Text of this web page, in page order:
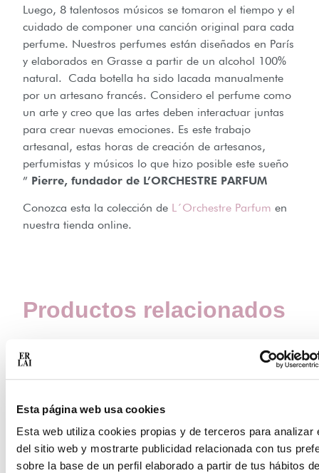
Esta página web usa cookies
Esta web utiliza cookies propias y de terceros para analizar
del sitio web y mostrarte publicidad relacionada con tus
sobre la base de un perfil elaborado a partir de tus hábitos
Luego, 8 talentosos músicos se tomaron el tiempo y el
cuidado de componer una canción original para cada
perfume. Nuestros perfumes están diseñados en París
y elaborados en Grasse a partir de un alcohol 100%
natural. Cada botella ha sido lacada manualmente
por un artesano francés. Considero el perfume como
un arte y creo que las artes deben interactuar juntas
para crear nuevas emociones. Es este trabajo
artesanal, estas horas de creación de artesanos,
perfumistas y músicos lo que hizo posible este sueño
” Pierre, fundador de L’ORCHESTRE PARFUM
Conozca esta la colección de L´Orchestre Parfum en
nuestra tienda online.
Productos relacionados